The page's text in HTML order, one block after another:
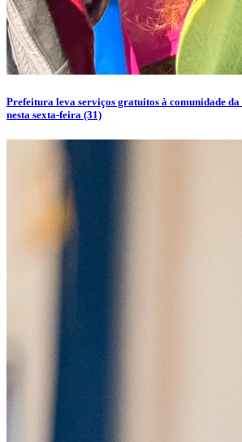
Prefeitura leva serviços gratuitos à comunidade
nesta sexta-feira (31)